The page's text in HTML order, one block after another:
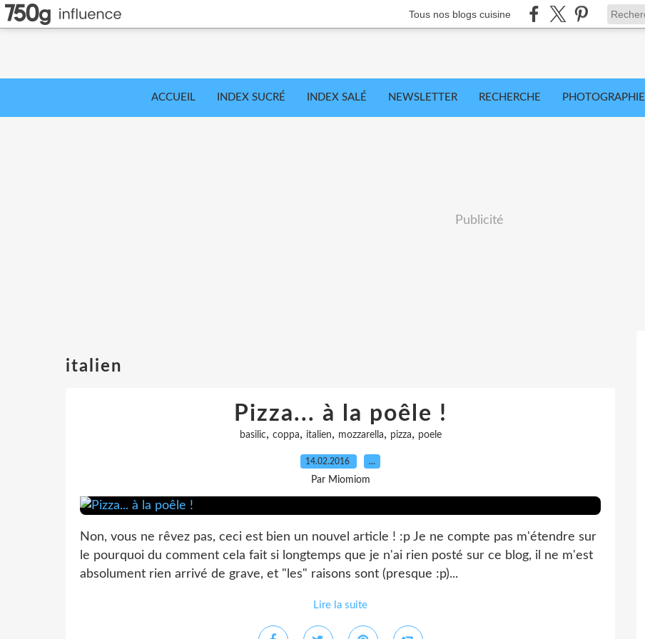
Tous nos blogs cuisine
ACCUEIL INDEX SUCRÉ INDEX SALÉ NEWSLETTER RECHERCHE PHOTOGRAPHIE
Publicité
italien
Pizza... à la poêle !
basilic, coppa, italien, mozzarella, pizza, poele
14.02.2016 …
Par Miomiom
Non, vous ne rêvez pas, ceci est bien un nouvel article ! :p Je ne compte pas m'étendre sur
le pourquoi du comment cela fait si longtemps que je n'ai rien posté sur ce blog, il ne m'est
absolument rien arrivé de grave, et "les" raisons sont (presque :p)...
Lire la suite